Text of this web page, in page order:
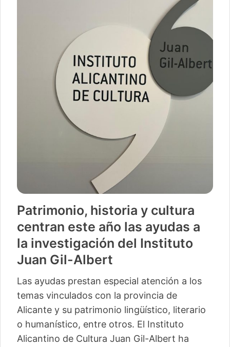
Patrimonio, historia y cultura
centran este año las ayudas a
la investigación del Instituto
Juan Gil-Albert
Las ayudas prestan especial atención a los
temas vinculados con la provincia de
Alicante y su patrimonio lingüístico, literario
o humanístico, entre otros. El Instituto
Alicantino de Cultura Juan Gil-Albert ha